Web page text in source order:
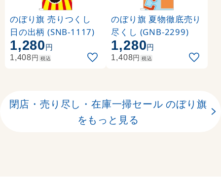
のぼり旗 売りつくし
日の出柄 (SNB-1117)
1,280円
1,408円 税込
のぼり旗 夏物徹底売り
尽くし (GNB-2299)
1,280円
1,408円 税込
閉店・売り尽し・在庫一掃セール のぼり旗
をもっと見る